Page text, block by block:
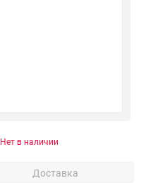
Нет в наличии
Доставка